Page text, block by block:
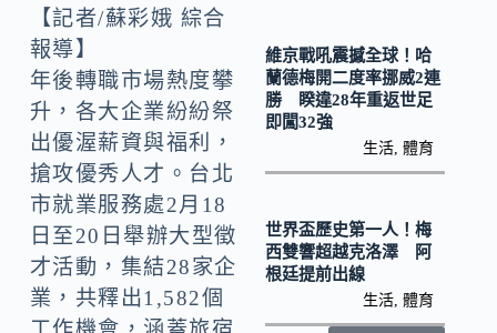
【記者/蘇彩娥 綜合
報導】
年後轉職市場熱度攀
升，各大企業紛紛祭
出優渥薪資與福利，
搶攻優秀人才。台北
市就業服務處2月18
日至20日舉辦大型徵
才活動，集結28家企
業，共釋出1,582個
維京戰吼震撼全球！哈
蘭德梅開二度率挪威2連
勝 睽違28年重返世足
即闖32強
生活 ,體育
世界盃歷史第一人！梅
西雙響超越克洛澤 阿
根廷提前出線
生活 ,體育